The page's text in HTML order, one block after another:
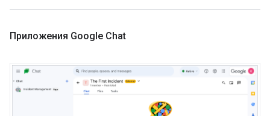
Приложения Google Chat